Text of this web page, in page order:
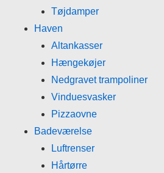
Tøjdamper
Haven
Altankasser
Hængekøjer
Nedgravet trampoliner
Vinduesvasker
Pizzaovne
Badeværelse
Luftrenser
Hårtørre